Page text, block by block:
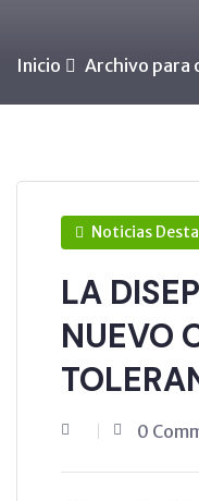
Inicio Archivo para
Noticias
LA
NUEVO
0